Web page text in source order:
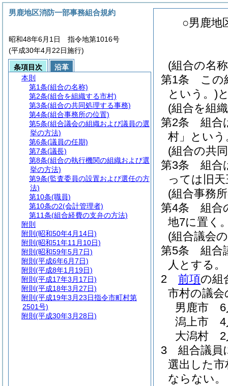
○男鹿地
(組合の名
第1条
この
という。)
(組合を組
第2条
組合
村」という
(組合の共
第3条
組合
っては旧
(組合事務
第4条
組合
地7に置く
(組合議会
第5条
組合
人とする。
2
前項の組
市村の議
男鹿市 6
潟上市 4
大潟村 2
3
組合議員
選出した
ならない。
男鹿地区消防一部事務組合規約
昭和48年6月1日 指令地第1016号
(平成30年4月22日施行)
条項目次
沿革
本則
第1条(組合の名称)
第2条(組合を組織する市村)
第3条(組合の共同処理する事務)
第4条(組合事務所の位置)
第5条(組合議会の組織および議員の選
挙の方法)
第6条(議員の任期)
第7条(議長)
第8条(組合の執行機関の組織および選
挙の方法)
第9条(監査委員の設置および選任の方
法)
第10条(職員)
第10条の2(会計管理者)
第11条(組合経費の支弁の方法)
附則
附則 (昭和50年4月14日)
附則 (昭和51年11月10日)
附則 (昭和59年5月7日)
附則 (平成6年6月7日)
附則 (平成8年1月19日)
附則 (平成17年3月17日)
附則 (平成18年3月27日)
附則 (平成19年3月23日指令市町村第
2501号)
附則 (平成30年3月28日)